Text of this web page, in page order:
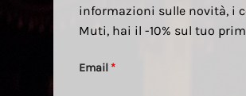
informazioni sulle novità, i
Muti, hai il -10% sul tuo
Email *